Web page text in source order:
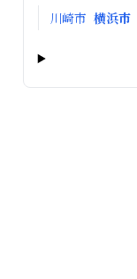
川崎市 横浜市